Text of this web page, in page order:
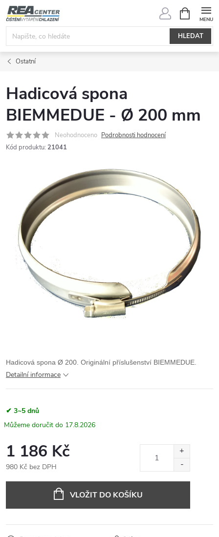
Přejít
na
obsah
HLEDAT
NÁKUPNÍ
KOŠÍK
Ostatní
Hadicová spona
BIEMMEDUE - Ø 200 mm
Neohodnoceno Podrobnosti hodnocení
Kód produktu: 21041
Hadicová spona Ø 200. Originální příslušenství BIEMMEDUE.
Detailní informace
✔ 3~5 dnů
17.8.2026
1 186 Kč
980 Kč bez DPH
VLOŽIT DO KOŠÍKU